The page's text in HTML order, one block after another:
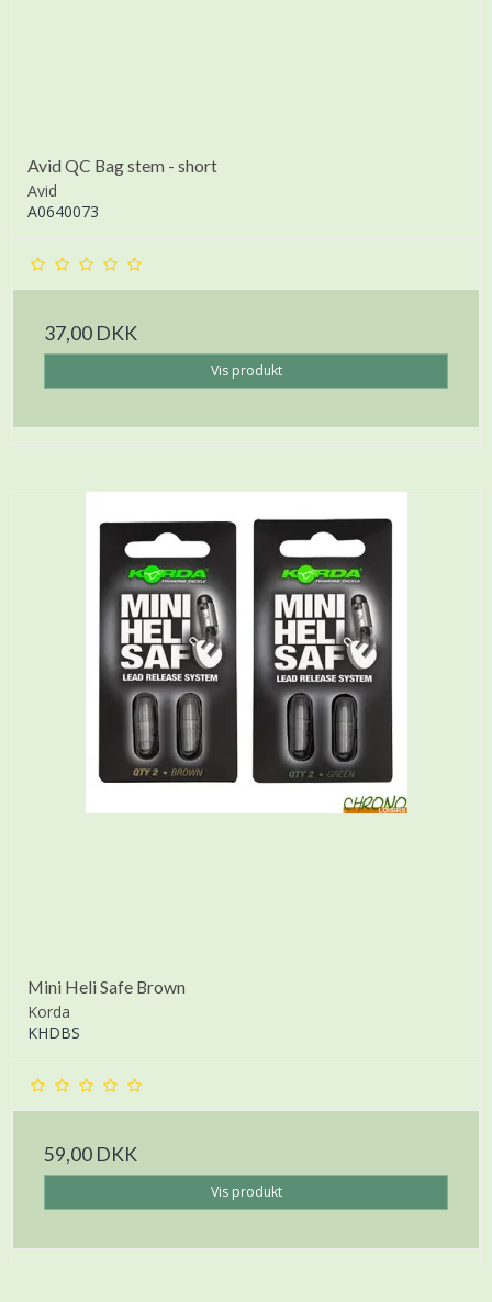
Avid QC Bag stem - short
Avid
A0640073
37,00 DKK
Vis produkt
Mini Heli Safe Brown
Korda
KHDBS
59,00 DKK
Vis produkt